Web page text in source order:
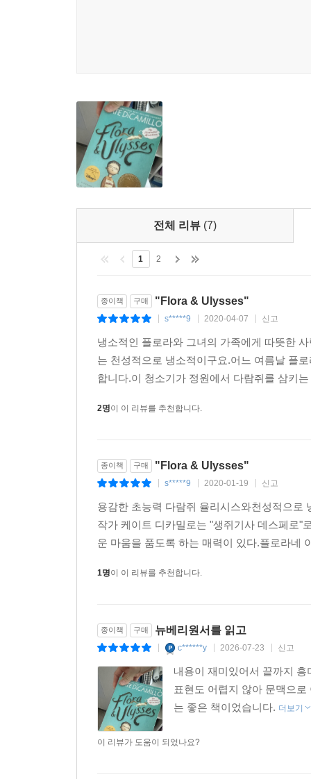
전체 리뷰 (7)
1 2
종이책 구매 "Flora & Ulysses"
s*****9 2020-04-07 신고
냉소적인 플로라와 그녀의 가족에게 따뜻한
는 천성적으로 냉소적이구요.어느 여름날 플
합니다.이 청소기가 정원에서 다람쥐를 삼키
2명이 이 리뷰를 추천합니다.
종이책 구매 "Flora & Ulysses"
s*****9 2020-01-19 신고
용감한 초능력 다람쥐 율리시스와천성적으로
작가 케이트 디카밀로는 "생쥐기사 데스페로"
운 마움을 품도록 하는 매력이 있다.플로라네
1명이 이 리뷰를 추천합니다.
종이책 구매 뉴베리원서를 읽고
c******y 2026-07-23 신고
내용이 재미있어서 끝까지
표현도 어렵지 않아 문맥으
는 좋은 책이었습니다. 더보기
이 리뷰가 도움이 되었나요?